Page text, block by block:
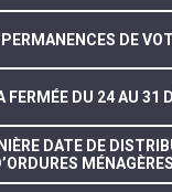
DE
FERMÉE DU 24 AU 31
DATE DE
MÉNAGÈRES